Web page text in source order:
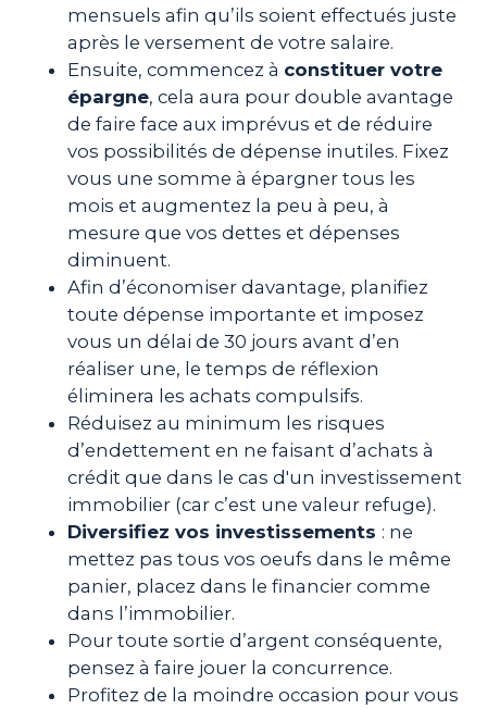
mensuels afin qu’ils soient effectués juste
après le versement de votre salaire.
Ensuite, commencez à constituer votre
épargne, cela aura pour double avantage
de faire face aux imprévus et de réduire
vos possibilités de dépense inutiles. Fixez
vous une somme à épargner tous les
mois et augmentez la peu à peu, à
mesure que vos dettes et dépenses
diminuent.
Afin d’économiser davantage, planifiez
toute dépense importante et imposez
vous un délai de 30 jours avant d’en
réaliser une, le temps de réflexion
éliminera les achats compulsifs.
Réduisez au minimum les risques
d’endettement en ne faisant d’achats à
crédit que dans le cas d'un investissement
immobilier (car c’est une valeur refuge).
Diversifiez vos investissements : ne
mettez pas tous vos oeufs dans le même
panier, placez dans le financier comme
dans l’immobilier.
Pour toute sortie d’argent conséquente,
pensez à faire jouer la concurrence.
Profitez de la moindre occasion pour vous